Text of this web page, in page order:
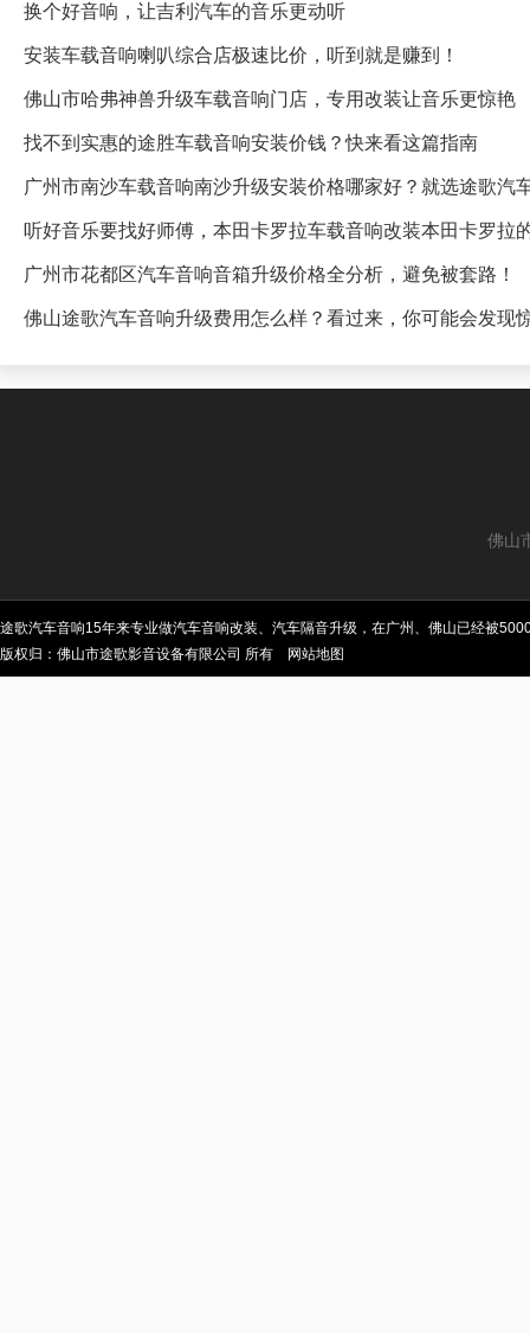
换个好音响，让吉利汽车的音乐更动听
安装车载音响喇叭综合店极速比价，听到就是赚到！
佛山市哈弗神兽升级车载音响门店，专用改装让音乐更惊艳
找不到实惠的途胜车载音响安装价钱？快来看这篇指南
广州市南沙车载音响南沙升级安装价格哪家好？就选途歌汽
听好音乐要找好师傅，本田卡罗拉车载音响改装本田卡罗拉
广州市花都区汽车音响音箱升级价格全分析，避免被套路！
佛山途歌汽车音响升级费用怎么样？看过来，你可能会发现
佛山
途歌汽车音响15年来专业做汽车音响改装、汽车隔音升级，在广州、佛山已经被
版权归：佛山市途歌影音设备有限公司 所有
网站地图